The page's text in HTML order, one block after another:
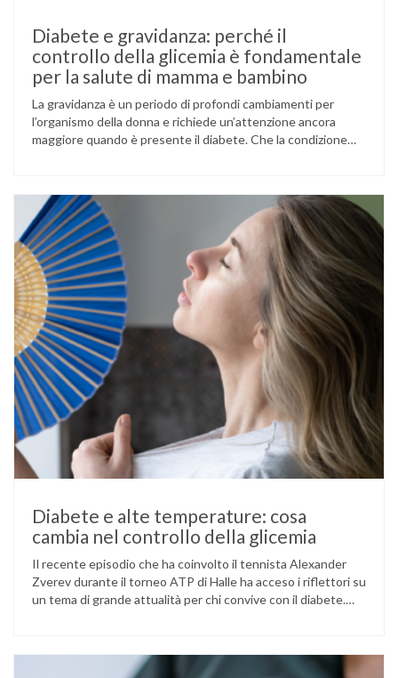
Diabete e gravidanza: perché il
controllo della glicemia è fondamentale
per la salute di mamma e bambino
La gravidanza è un periodo di profondi cambiamenti per
l’organismo della donna e richiede un’attenzione ancora
maggiore quando è presente il diabete. Che la condizione
volta durante la gestazione (diabete gestazionale),
mantenere …
Diabete e alte temperature: cosa
cambia nel controllo della glicemia
Il recente episodio che ha coinvolto il tennista Alexander
Zverev durante il torneo ATP di Halle ha acceso i riflettori su
un tema di grande attualità per chi convive con il diabete.
glucosio lo aveva portato …